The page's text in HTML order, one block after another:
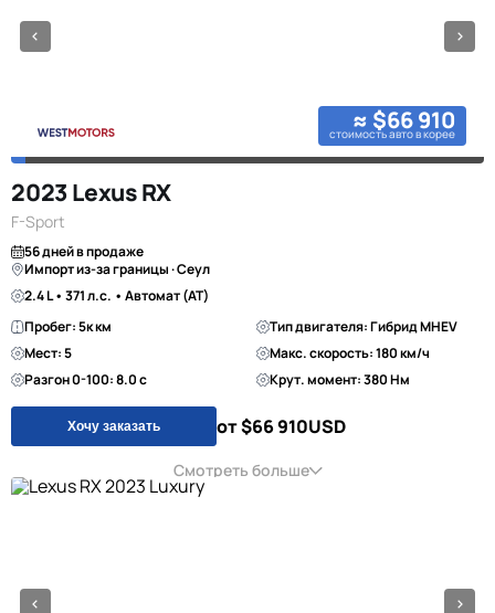
≈ $66 910
стоимость авто в корее
2023 Lexus RX
F-Sport
56 дней в продаже
Импорт из-за границы · Сеул
2.4 L • 371 л.с. • Автомат (AT)
Пробег: 5к км
Тип двигателя: Гибрид MHEV
Мест: 5
Макс. скорость: 180 км/ч
Разгон 0-100: 8.0 с
Крут. момент: 380 Нм
Хочу заказать от $66 910USD
Смотреть больше